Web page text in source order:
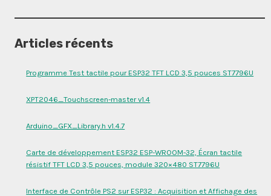
Articles récents
Programme Test tactile pour ESP32 TFT LCD 3,5 pouces ST7796U
XPT2046_Touchscreen-master v1.4
Arduino_GFX_Library.h v1.4.7
Carte de développement ESP32 ESP-WROOM-32, Écran tactile
résistif TFT LCD 3,5 pouces, module 320×480 ST7796U
Interface de Contrôle PS2 sur ESP32 : Acquisition et Affichage des